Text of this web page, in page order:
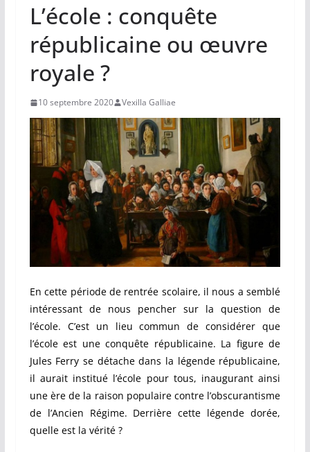
L’école : conquête
républicaine ou œuvre
royale ?
10 septembre 2020 Vexilla Galliae
En cette période de rentrée scolaire, il nous a semblé
intéressant de nous pencher sur la question de
l’école. C’est un lieu commun de considérer que
l’école est une conquête républicaine. La figure de
Jules Ferry se détache dans la légende républicaine,
il aurait institué l’école pour tous, inaugurant ainsi
une ère de la raison populaire contre l’obscurantisme
de l’Ancien Régime. Derrière cette légende dorée,
quelle est la vérité ?